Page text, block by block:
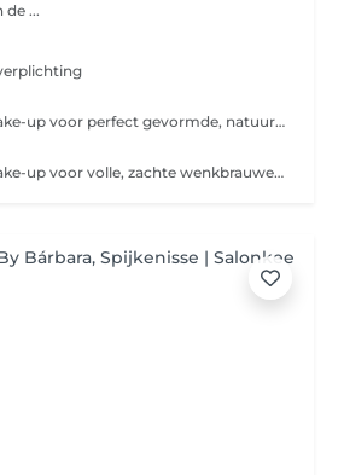
de ...
Semi-permanente make-up voor perfect gevormde, natuurlijke wenkbrauwen met een zachte poederachtige schaduw. De kleur word subtiel opgebouwd van licht naar donker voor een ombre-effect dat je gezicht prachtig accentueert.
Semi-permanente make-up voor volle, zachte wenkbrauwen met een poedereffect. Geeft een natuurlijke, perfect ingeschaduwde look die lijkt op zacht ingekleurde make-up.